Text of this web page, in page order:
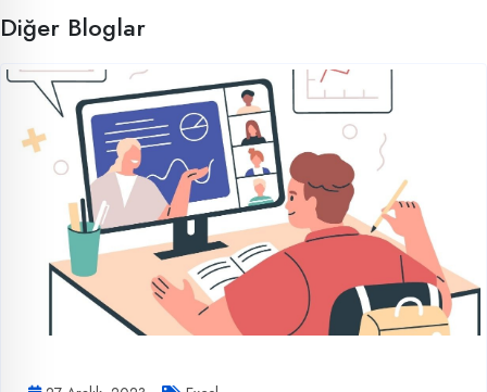
Diğer Bloglar